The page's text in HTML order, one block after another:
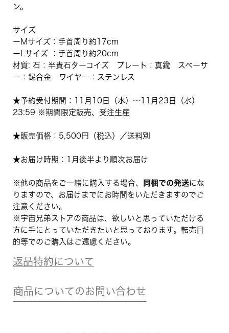
ン。
サイズ
ーMサイズ：手首周り約17cm
ーLサイズ ：手首周り約20cm
材質: 石：半貴石ターコイズ プレート：真鍮 スペーサ
ー：錫合金 ワイヤー：ステンレス
★予約受付期間：11月10日（水）〜11月23日（水）
23:59 ※期間限定販売、受注生産
★販売価格：5,500円（税込）／送料別
★お届け時期：1月後半より順次お届け
※他の商品をご一緒に購入する場合、 同梱での発送にな
りますので、お届けまでにお時間をいただきますのでご
注意ください。
※宇宙兄弟ストアの商品は、欲しいと思っていただける
方に手にとっていただきたいと思っております。転売目
的等でのご購入はご遠慮ください。
返品特約について
商品についてのお問い合わせ